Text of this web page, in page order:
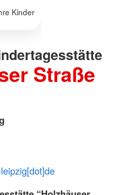
Kinder
Straße